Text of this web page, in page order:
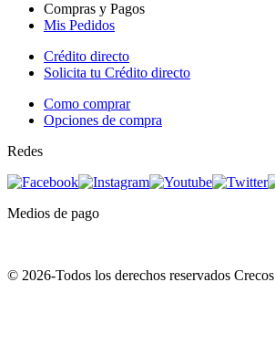
Compras y Pagos
Mis Pedidos
Crédito directo
Solicita tu Crédito directo
Como comprar
Opciones de compra
Redes
Medios de pago
© 2026-Todos los derechos reservados Crecos